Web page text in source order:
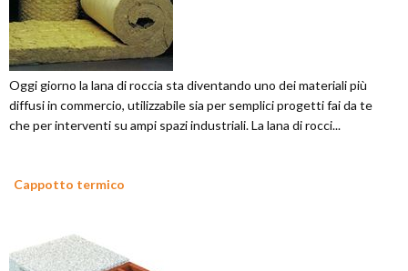
Oggi giorno la lana di roccia sta diventando uno dei materiali più
diffusi in commercio, utilizzabile sia per semplici progetti fai da te
che per interventi su ampi spazi industriali. La lana di rocci...
Cappotto termico